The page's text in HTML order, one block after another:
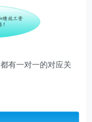
有一对一的对应关